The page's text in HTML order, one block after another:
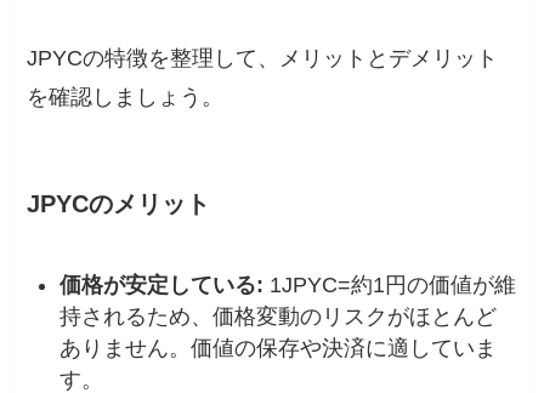
JPYCの特徴を整理して、メリットとデメリット
を確認しましょう。
JPYCのメリット
価格が安定している: 1JPYC=約1円の価値が維
持されるため、価格変動のリスクがほとんど
ありません。価値の保存や決済に適していま
す。